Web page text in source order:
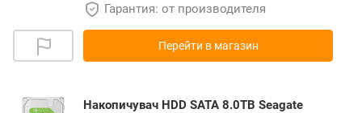
Гарантия: от производителя
Перейти в магазин
Накопичувач HDD SATA 8.0TB Seagate